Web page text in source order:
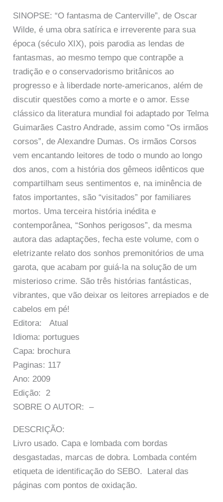
SINOPSE: “O fantasma de Canterville”, de Oscar
Wilde, é uma obra satírica e irreverente para sua
época (século XIX), pois parodia as lendas de
fantasmas, ao mesmo tempo que contrapõe a
tradição e o conservadorismo britânicos ao
progresso e à liberdade norte-americanos, além de
discutir questões como a morte e o amor. Esse
clássico da literatura mundial foi adaptado por Telma
Guimarães Castro Andrade, assim como “Os irmãos
corsos”, de Alexandre Dumas. Os irmãos Corsos
vem encantando leitores de todo o mundo ao longo
dos anos, com a história dos gêmeos idênticos que
compartilham seus sentimentos e, na iminência de
fatos importantes, são “visitados” por familiares
mortos. Uma terceira história inédita e
contemporânea, “Sonhos perigosos”, da mesma
autora das adaptações, fecha este volume, com o
eletrizante relato dos sonhos premonitórios de uma
garota, que acabam por guiá-la na solução de um
misterioso crime. São três histórias fantásticas,
vibrantes, que vão deixar os leitores arrepiados e de
cabelos em pé!
Editora: Atual
Idioma: portugues
Capa: brochura
Paginas: 117
Ano: 2009
Edição: 2
SOBRE O AUTOR: –
DESCRIÇÃO:
Livro usado. Capa e lombada com bordas
desgastadas, marcas de dobra. Lombada contém
etiqueta de identificação do SEBO. Lateral das
páginas com pontos de oxidação.